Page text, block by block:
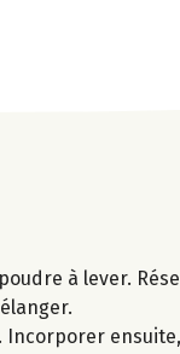
à lever.